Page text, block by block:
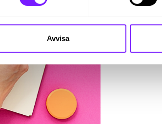
Avvisa